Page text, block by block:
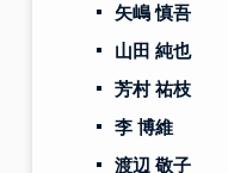
矢嶋 慎吾
山田 純也
芳村 祐枝
李 博維
渡辺 敬子